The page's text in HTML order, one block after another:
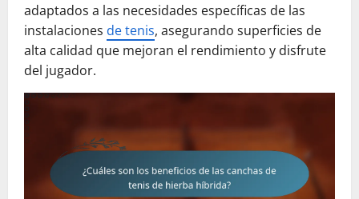
adaptados a las necesidades específicas de las
instalaciones de tenis, asegurando superficies de
alta calidad que mejoran el rendimiento y disfrute
del jugador.